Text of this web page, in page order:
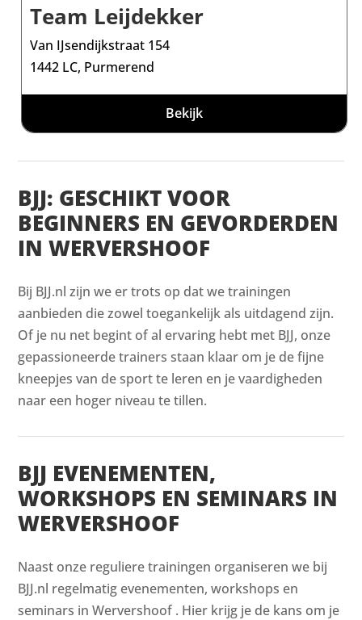
Team Leijdekker
Van IJsendijkstraat 154
1442 LC, Purmerend
Bekijk
BJJ: GESCHIKT VOOR
BEGINNERS EN GEVORDERDEN
IN WERVERSHOOF
Bij BJJ.nl zijn we er trots op dat we trainingen
aanbieden die zowel toegankelijk als uitdagend zijn.
Of je nu net begint of al ervaring hebt met BJJ, onze
gepassioneerde trainers staan klaar om je de fijne
kneepjes van de sport te leren en je vaardigheden
naar een hoger niveau te tillen.
BJJ EVENEMENTEN,
WORKSHOPS EN SEMINARS IN
WERVERSHOOF
Naast onze reguliere trainingen organiseren we bij
BJJ.nl regelmatig evenementen, workshops en
seminars in Wervershoof . Hier krijg je de kans om je